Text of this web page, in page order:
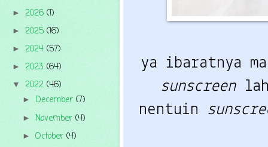
ya ibaratnya
sunscreen
nentuin
► 2026 (1)
► 2025 (16)
► 2024 (57)
► 2023 (64)
▼ 2022 (46)
► December (7)
► November (4)
► October (4)